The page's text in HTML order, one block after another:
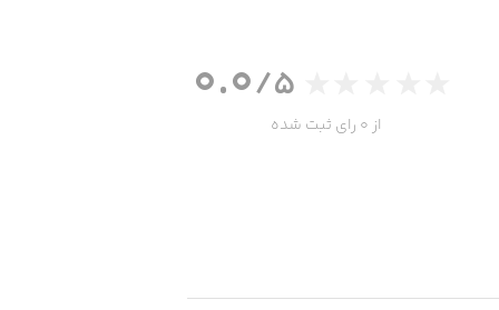
0.0/5
از 0 رای ثبت شده